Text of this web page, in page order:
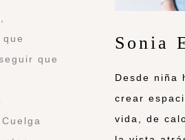
que
Sonia
Desde niña
crear
vida, de